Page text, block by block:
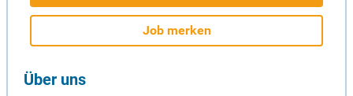
Job merken
Über uns